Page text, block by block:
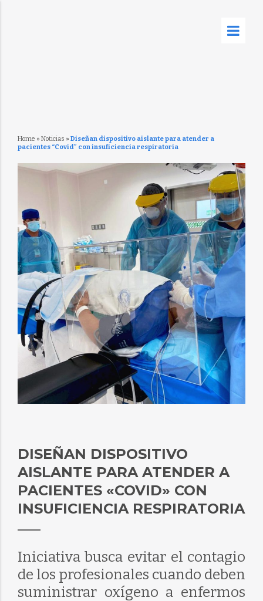
Home » Noticias » Diseñan dispositivo aislante para atender a
pacientes “Covid” con insuficiencia respiratoria
DISEÑAN DISPOSITIVO
AISLANTE PARA ATENDER A
PACIENTES «COVID» CON
INSUFICIENCIA RESPIRATORIA
Iniciativa busca evitar el contagio
de los profesionales cuando deben
suministrar oxígeno a enfermos